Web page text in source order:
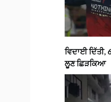
ਵਿਦਾਈ ਦਿੱਤੀ,
ਲੂਣ ਛਿੜਕਿਆ